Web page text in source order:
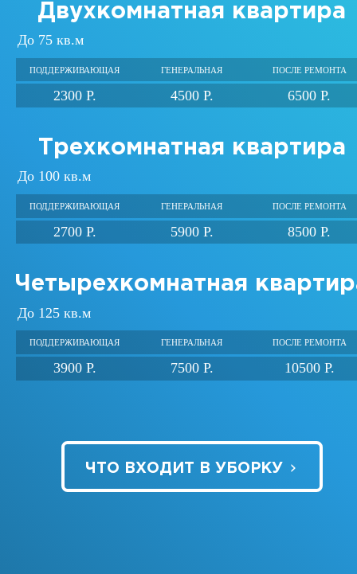
Двухкомнатная квартира
До 75 кв.м
ПОДДЕРЖИВАЮЩАЯ
2300 Р.
ГЕНЕРАЛЬНАЯ
4500 Р.
ПОСЛЕ РЕМОНТА
6500 Р.
Трехкомнатная квартира
До 100 кв.м
ПОДДЕРЖИВАЮЩАЯ
2700 Р.
ГЕНЕРАЛЬНАЯ
5900 Р.
ПОСЛЕ РЕМОНТА
8500 Р.
Четырехкомнатная
До 125 кв.м
ПОДДЕРЖИВАЮЩАЯ
3900 Р.
ГЕНЕРАЛЬНАЯ
7500 Р.
ПОСЛЕ РЕМОНТА
10500 Р.
ЧТО ВХОДИТ В УБОРКУ ›